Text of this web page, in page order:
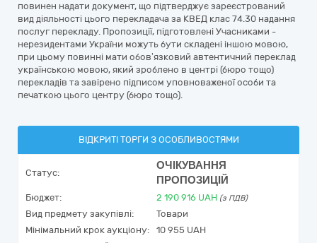
повинен надати документ, що підтверджує зареєстрований
вид діяльності цього перекладача за КВЕД клас 74.30 надання
послуг перекладу. Пропозиції, підготовлені Учасниками -
нерезидентами України можуть бути складені іншою мовою,
при цьому повинні мати обов’язковий автентичний переклад
українською мовою, який зроблено в центрі (бюро тощо)
перекладів та завірено підписом уповноваженої особи та
печаткою цього центру (бюро тощо).
ВІДКРИТІ ТОРГИ З ОСОБЛИВОСТЯМИ
Статус:
ОЧІКУВАННЯ
ПРОПОЗИЦІЙ
Бюджет: 2 190 916 UAH (з ПДВ)
Вид предмету закупівлі:
Товари
Мінімальний крок аукціону:
10 955 UAH